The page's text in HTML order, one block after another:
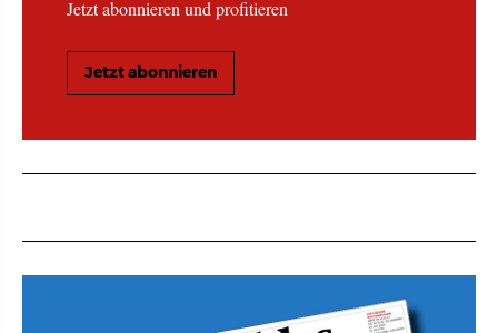
Jetzt abonnieren und profitieren
Jetzt abonnieren